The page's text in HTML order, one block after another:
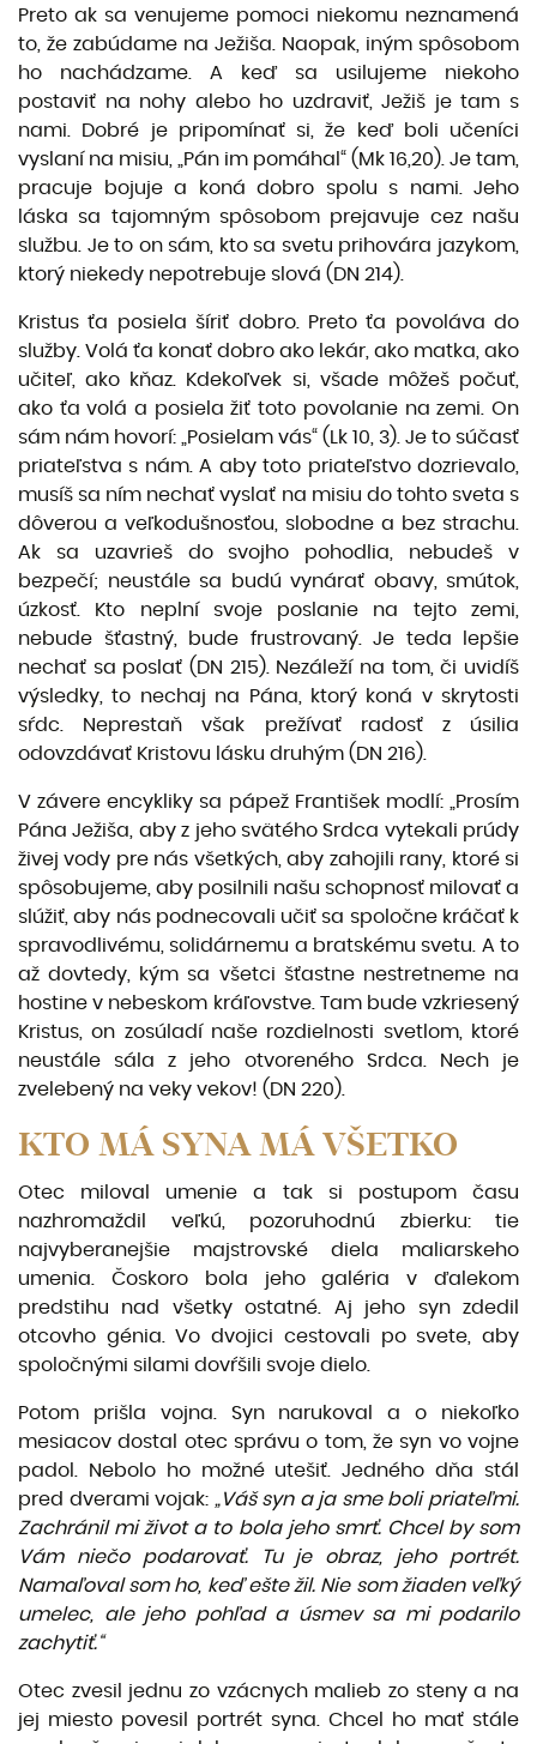
Preto ak sa venujeme pomoci niekomu neznamená
to, že zabúdame na Ježiša. Naopak, iným spôso­bom
ho nachádzame. A keď sa usilujeme niekoho
postaviť na nohy alebo ho uzdraviť, Ježiš je tam s
nami. Dobré je pripomínať si, že keď boli učeníci
vyslaní na misiu, „Pán im pomáhal“ (Mk 16,20). Je tam,
pracuje bojuje a koná dobro spolu s nami. Jeho
láska sa tajomným spôsobom prejavuje cez našu
službu. Je to on sám, kto sa svetu prihovára jazykom,
ktorý niekedy nepotrebuje slová (DN 214).
Kristus ťa posiela šíriť dobro. Preto ťa povoláva do
služby. Volá ťa konať dobro ako lekár, ako mat­ka, ako
učiteľ, ako kňaz. Kdekoľvek si, všade môžeš počuť,
ako ťa volá a posiela žiť toto povolanie na zemi. On
sám nám hovorí: „Posielam vás“ (Lk 10, 3). Je to súčasť
priateľstva s nám. A aby toto priateľstvo dozrievalo,
musíš sa ním nechať vyslať na misiu do tohto sveta s
dôverou a veľkoduš­nosťou, slobodne a bez strachu.
Ak sa uzavrieš do svojho pohodlia, nebudeš v
bezpečí; neustále sa budú vynárať obavy, smútok,
úzkosť. Kto neplní svoje poslanie na tejto zemi,
nebude šťastný, bude frustrovaný. Je teda lepšie
nechať sa poslať (DN 215). Nezáleží na tom, či uvidíš
výsledky, to nechaj na Pána, ktorý koná v skrytosti
sŕdc. Neprestaň však prežívať radosť z úsilia
odovzdávať Kristovu lásku druhým (DN 216).
V závere encykliky sa pápež František modlí: „Prosím
Pána Ježiša, aby z jeho svätého Srdca vytekali prúdy
živej vody pre nás všetkých, aby zahojili rany, ktoré si
spôsobujeme, aby posilnili našu schop­nosť milovať a
slúžiť, aby nás podnecovali učiť sa spoločne kráčať k
spravodlivému, solidárnemu a bratskému svetu. A to
až dovtedy, kým sa všetci šťastne nestretneme na
hostine v nebeskom krá­ľovstve. Tam bude vzkriesený
Kristus, on zosúladí naše rozdielnosti svetlom, ktoré
neustále sála z jeho otvoreného Srdca. Nech je
zvelebený na veky vekov! (DN 220).
KTO MÁ SYNA MÁ VŠETKO
Otec miloval umenie a tak si postupom času
nazhromaždil veľkú, pozoruhodnú zbierku: tie
najvybera­nejšie majstrovské diela maliarskeho
umenia. Čoskoro bola jeho galéria v ďalekom
predstihu nad všetky ostatné. Aj jeho syn zdedil
otcovho génia. Vo dvojici cestovali po svete, aby
spoločnými silami dovŕšili svoje dielo.
Potom prišla vojna. Syn narukoval a o niekoľko
mesiacov dostal otec správu o tom, že syn vo vojne
padol. Nebolo ho možné utešiť. Jedného dňa stál
pred dverami vojak: „Váš syn a ja sme boli priateľmi.
Zachránil miživot a to bola jeho smrť. Chcel by som
Vám niečo podarovať.
Tu je obraz, jeho portrét.
Namaľovalsom ho, keď ešte žil. Nie somžiaden veľký
umelec, ale jeho pohľad a úsmev sa mi podarilo
zachytiť.“
Otec zvesil jednu zo vzácnych malieb zo steny a na
jej miesto povesil portrét syna. Chcel ho mať stále